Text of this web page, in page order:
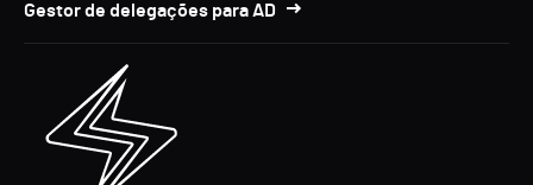
Gestor de delegações para AD